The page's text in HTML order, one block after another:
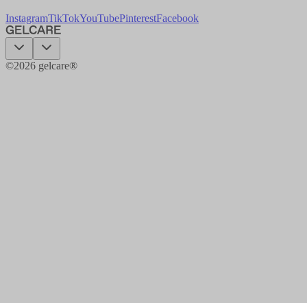
InstagramTikTokYouTubePinterestFacebook
©2026 gelcare®